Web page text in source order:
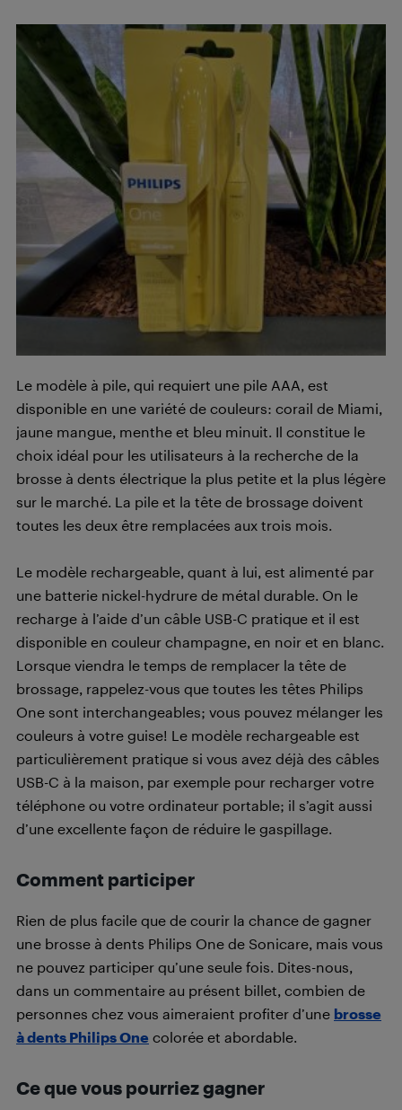
Le modèle à pile, qui requiert une pile AAA, est
disponible en une variété de couleurs: corail de Miami,
jaune mangue, menthe et bleu minuit. Il constitue le
choix idéal pour les utilisateurs à la recherche de la
brosse à dents électrique la plus petite et la plus légère
sur le marché. La pile et la tête de brossage doivent
toutes les deux être remplacées aux trois mois.
Le modèle rechargeable, quant à lui, est alimenté par
une batterie nickel-hydrure de métal durable. On le
recharge à l’aide d’un câble USB-C pratique et il est
disponible en couleur champagne, en noir et en blanc.
Lorsque viendra le temps de remplacer la tête de
brossage, rappelez-vous que toutes les têtes Philips
One sont interchangeables; vous pouvez mélanger les
couleurs à votre guise! Le modèle rechargeable est
particulièrement pratique si vous avez déjà des câbles
USB-C à la maison, par exemple pour recharger votre
téléphone ou votre ordinateur portable; il s’agit aussi
d’une excellente façon de réduire le gaspillage.
Comment participer
Rien de plus facile que de courir la chance de gagner
une brosse à dents Philips One de Sonicare, mais vous
ne pouvez participer qu’une seule fois. Dites-nous,
dans un commentaire au présent billet, combien de
personnes chez vous aimeraient profiter d’une brosse
à dents Philips One colorée et abordable.
Ce que vous pourriez gagner